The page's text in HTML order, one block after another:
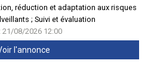
réduction et adaptation aux risques
; Suivi et évaluation
21/08/2026 12:00
l'annonce